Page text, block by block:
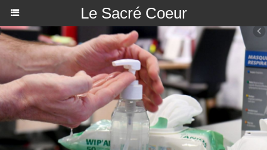
Le Sacré Coeur